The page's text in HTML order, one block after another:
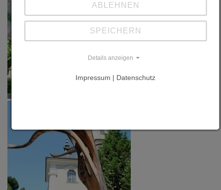
ABLEHNEN
SPEICHERN
Details anzeigen
Impressum | Datenschutz